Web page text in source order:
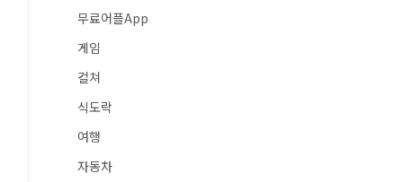
무료어플App
게임
컬쳐
식도락
여행
자동차